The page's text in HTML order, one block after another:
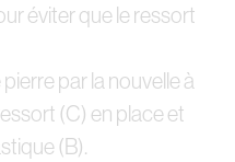
éviter que le ressort
par la nouvelle à
(C) en place et
(B).